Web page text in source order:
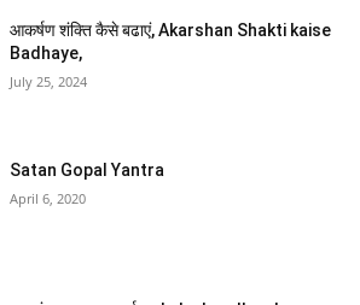
आकर्षण शंक्ति कैसे बढाएं, Akarshan Shakti kaise
Badhaye,
July 25, 2024
Satan Gopal Yantra
April 6, 2020